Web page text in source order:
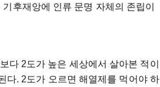
후재앙에 인류 문명 자체의 존립이
다 2도가 높은 세상에서 살아본 적이
다. 2도가 오르면 해열제를 먹어야 하